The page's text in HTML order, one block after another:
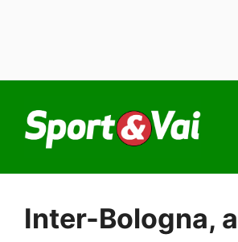
contenuto
Inter-Bologna,